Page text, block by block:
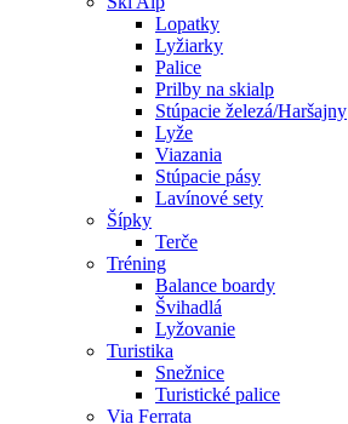
Lopatky
Lyžiarky
Palice
Prilby na skialp
Stúpacie železá/Haršajny
Lyže
Viazania
Stúpacie pásy
Lavínové sety
Šípky
Terče
Tréning
Balance boardy
Švihadlá
Lyžovanie
Turistika
Snežnice
Turistické palice
Via Ferrata